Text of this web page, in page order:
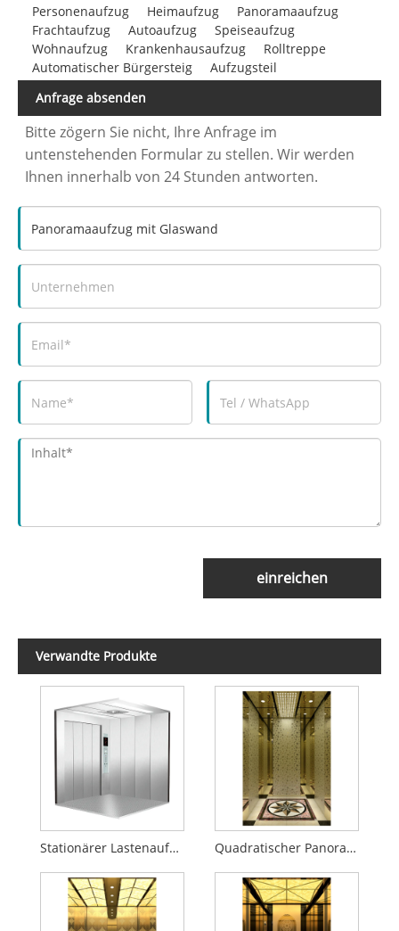
Personenaufzug
Heimaufzug
Panoramaaufzug
Frachtaufzug
Autoaufzug
Speiseaufzug
Wohnaufzug
Krankenhausaufzug
Rolltreppe
Automatischer Bürgersteig
Aufzugsteil
Anfrage absenden
Bitte zögern Sie nicht, Ihre Anfrage im
untenstehenden Formular zu stellen. Wir werden
Ihnen innerhalb von 24 Stunden antworten.
einreichen
Verwandte Produkte
Stationärer Lastenaufzug Quadratischer Panoramaaufzug